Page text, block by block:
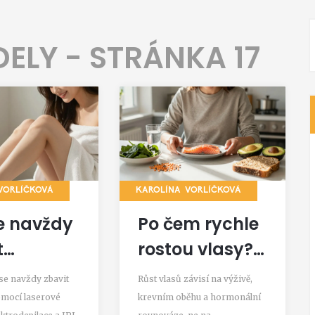
- STRÁNKA 17
navždy
navždy zbavit
laserové
KAROLÍNA VORLÍČKOVÁ
Po čem rychle
rostou vlasy?
Pravé důvody,
které ovlivňují
Růst vlasů závisí na výživě,
krevním oběhu a hormonální